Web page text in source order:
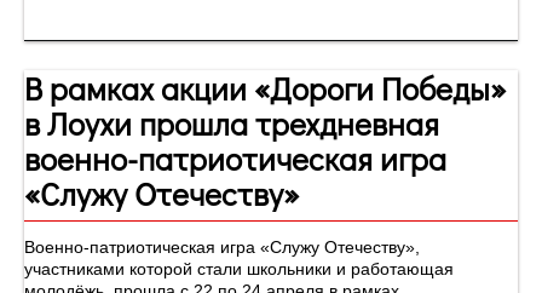
В рамках акции «Дороги Победы»
в Лоухи прошла трехдневная
военно-патриотическая игра
«Служу Отечеству»
Военно-патриотическая игра «Служу Отечеству»,
участниками которой стали школьники и работающая